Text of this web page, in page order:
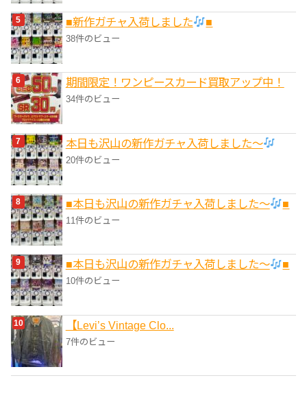
■新作ガチャ入荷しました ■
38件のビュー
期間限定！ワンピースカード買取アップ中！
34件のビュー
本日も沢山の新作ガチャ入荷しました〜
20件のビュー
■本日も沢山の新作ガチャ入荷しました〜 ■
11件のビュー
■本日も沢山の新作ガチャ入荷しました〜 ■
10件のビュー
【Levi’s Vintage Clo...
7件のビュー